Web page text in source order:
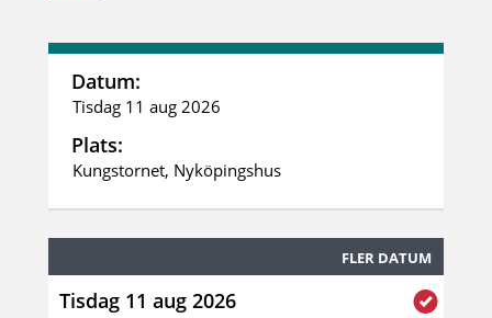
Datum:
Tisdag 11 aug 2026
Plats:
Kungstornet, Nyköpingshus
FLER DATUM
Tisdag 11 aug 2026